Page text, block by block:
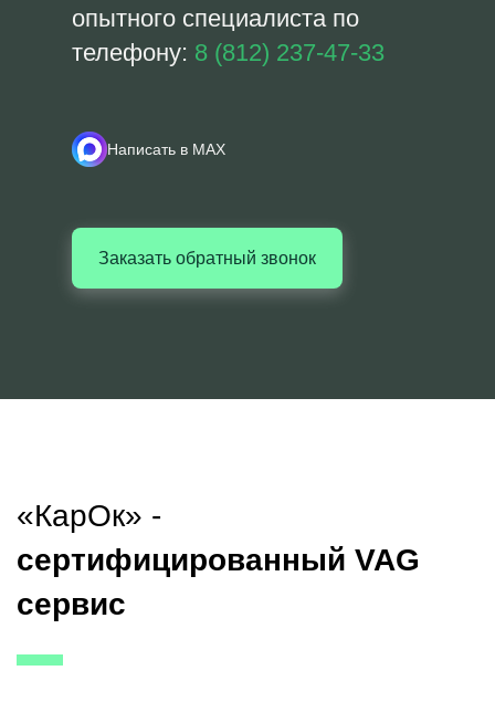
опытного специалиста по
телефону: 8 (812) 237-47-33
Написать в MAX
Заказать обратный звонок
«КарОк» -
сертифицированный VAG
сервис